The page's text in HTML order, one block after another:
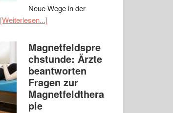
Neue Wege in der
[Weiterlesen...]
Magnetfeldspre
chstunde: Ärzte
beantworten
Fragen zur
Magnetfeldthera
pie